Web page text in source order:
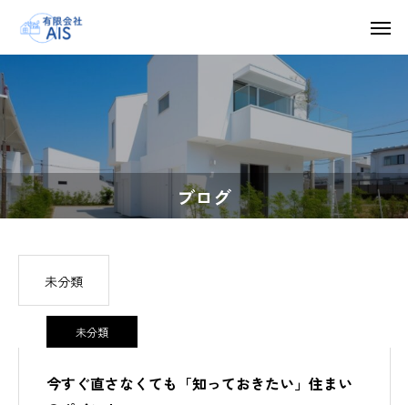
ブログ
未分類
未分類
今すぐ直さなくても「知っておきたい」住まい